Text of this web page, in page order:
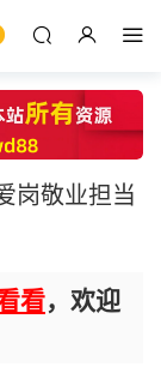
岗敬业担当
看，欢迎